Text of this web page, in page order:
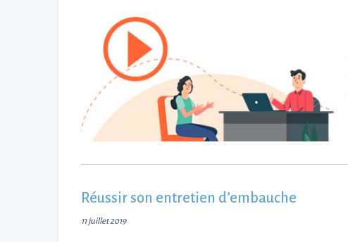
Réussir son entretien d’embauche
11 juillet 2019